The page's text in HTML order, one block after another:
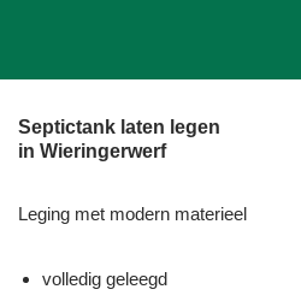
Septictank laten legen
in Wieringerwerf
Leging met modern materieel
volledig geleegd